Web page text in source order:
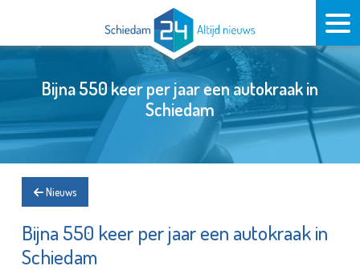
Bijna 550 keer per jaar een autokraak in
Schiedam
Nieuws
Bijna 550 keer per jaar een autokraak in
Schiedam